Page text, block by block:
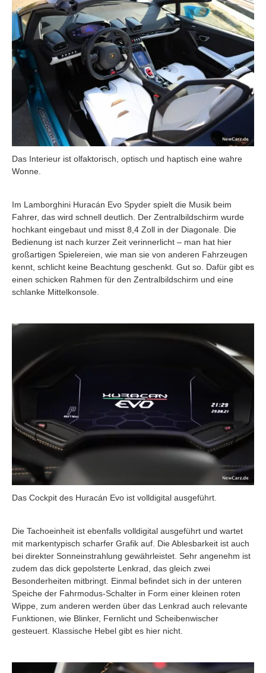
Das Interieur ist olfaktorisch, optisch und haptisch eine wahre
Wonne.
Im Lamborghini Huracán Evo Spyder spielt die Musik beim
Fahrer, das wird schnell deutlich. Der Zentralbildschirm wurde
hochkant eingebaut und misst 8,4 Zoll in der Diagonale. Die
Bedienung ist nach kurzer Zeit verinnerlicht – man hat hier
großartigen Spielereien, wie man sie von anderen Fahrzeugen
kennt, schlicht keine Beachtung geschenkt. Gut so. Dafür gibt es
einen schicken Rahmen für den Zentralbildschirm und eine
schlanke Mittelkonsole.
Das Cockpit des Huracán Evo ist volldigital ausgeführt.
Die Tachoeinheit ist ebenfalls volldigital ausgeführt und wartet
mit markentypisch scharfer Grafik auf. Die Ablesbarkeit ist auch
bei direkter Sonneinstrahlung gewährleistet. Sehr angenehm ist
zudem das dick gepolsterte Lenkrad, das gleich zwei
Besonderheiten mitbringt. Einmal befindet sich in der unteren
Speiche der Fahrmodus-Schalter in Form einer kleinen roten
Wippe, zum anderen werden über das Lenkrad auch relevante
Funktionen, wie Blinker, Fernlicht und Scheibenwischer
gesteuert. Klassische Hebel gibt es hier nicht.